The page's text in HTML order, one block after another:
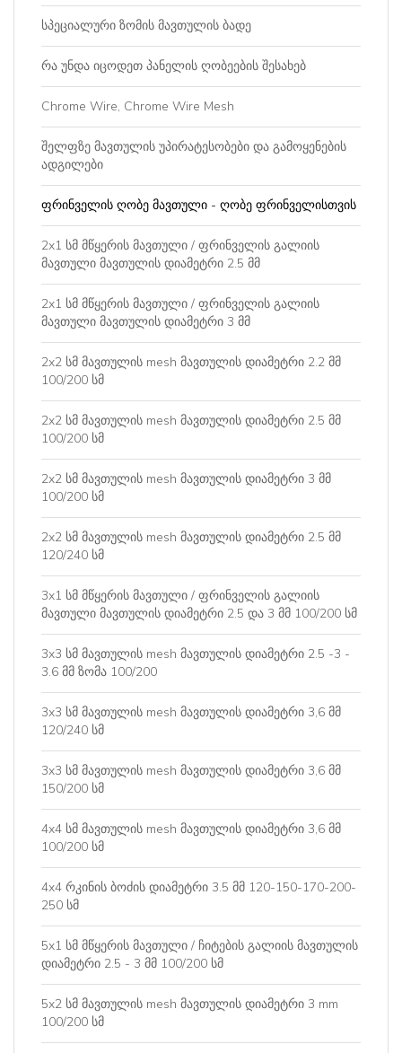
სპეციალური ზომის მავთულის ბადე
რა უნდა იცოდეთ პანელის ღობეების შესახებ
Chrome Wire, Chrome Wire Mesh
შელფზე მავთულის უპირატესობები და გამოყენების
ადგილები
ფრინველის ღობე მავთული - ღობე ფრინველისთვის
2x1 სმ მწყერის მავთული / ფრინველის გალიის
მავთული მავთულის დიამეტრი 2.5 მმ
2x1 სმ მწყერის მავთული / ფრინველის გალიის
მავთული მავთულის დიამეტრი 3 მმ
2x2 სმ მავთულის mesh მავთულის დიამეტრი 2.2 მმ
100/200 სმ
2x2 სმ მავთულის mesh მავთულის დიამეტრი 2.5 მმ
100/200 სმ
2x2 სმ მავთულის mesh მავთულის დიამეტრი 3 მმ
100/200 სმ
2x2 სმ მავთულის mesh მავთულის დიამეტრი 2.5 მმ
120/240 სმ
3x1 სმ მწყერის მავთული / ფრინველის გალიის
მავთული მავთულის დიამეტრი 2.5 და 3 მმ 100/200 სმ
3x3 სმ მავთულის mesh მავთულის დიამეტრი 2.5 -3 -
3.6 მმ ზომა 100/200
3x3 სმ მავთულის mesh მავთულის დიამეტრი 3,6 მმ
120/240 სმ
3x3 სმ მავთულის mesh მავთულის დიამეტრი 3,6 მმ
150/200 სმ
4x4 სმ მავთულის mesh მავთულის დიამეტრი 3,6 მმ
100/200 სმ
4x4 რკინის ბოძის დიამეტრი 3.5 მმ 120-150-170-200-
250 სმ
5x1 სმ მწყერის მავთული / ჩიტების გალიის მავთულის
დიამეტრი 2.5 - 3 მმ 100/200 სმ
5x2 სმ მავთულის mesh მავთულის დიამეტრი 3 mm
100/200 სმ